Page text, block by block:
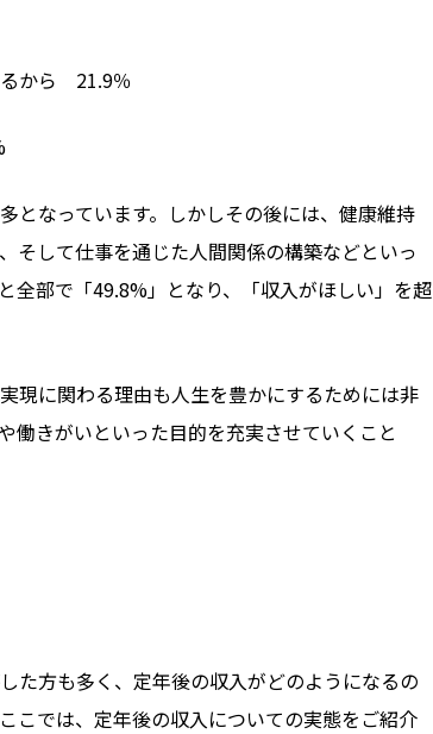
るから 21.9％
となっています。しかしその後には、健康維持
そして仕事を通じた人間関係の構築などといっ
全部で「49.8%」となり、「収入がほしい」を超
現に関わる理由も人生を豊かにするためには非
働きがいといった目的を充実させていくこと
た方も多く、定年後の収入がどのようになるの
こでは、定年後の収入についての実態をご紹介